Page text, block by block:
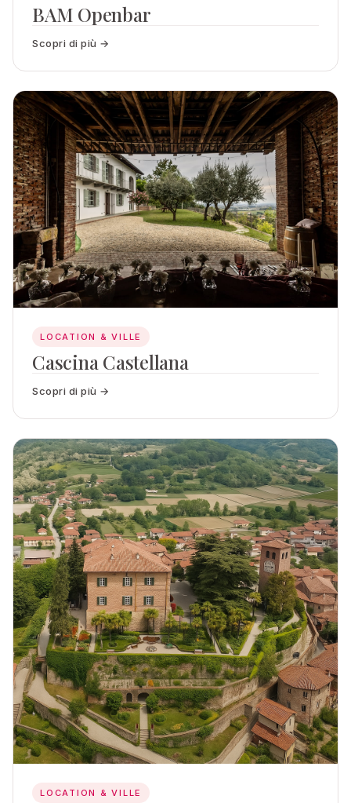
BAM Openbar
Scopri di più →
LOCATION & VILLE
Cascina Castellana
Scopri di più →
LOCATION & VILLE